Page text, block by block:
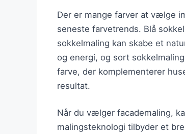
Der er mange farver at vælge
seneste farvetrends. Blå
sokkelmaling kan skabe et
og energi, og sort
farve, der komplementerer
resultat.
Når du vælger facademaling,
malingsteknologi tilbyder et